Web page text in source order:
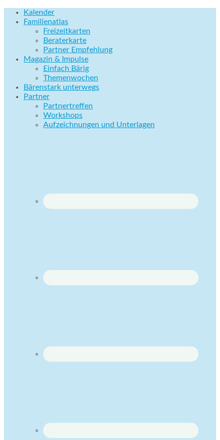
Kalender
Familienatlas
Freizeitkarten
Beraterkarte
Partner Empfehlung
Magazin & Impulse
Einfach Bärig
Themenwochen
Bärenstark unterwegs
Partner
Partnertreffen
Workshops
Aufzeichnungen und Unterlagen